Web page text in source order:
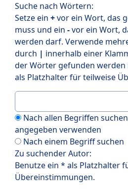
Suche nach Wörtern:
Setze ein +vor ein Wort, das
muss und ein -vor ein Wort,
werden darf. Verwende
durch | innerhalb einer
der Wörter gefunden werden
als Platzhalter für teilweise
Nach allen Begriffen
angegeben verwenden
Nach einem Begriff suchen
Zu suchender Autor:
Benutze ein * als Platzhalter
Übereinstimmungen.